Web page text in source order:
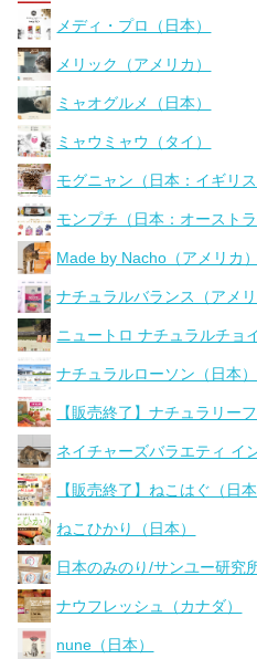
メディ・プロ（日本）
メリック（アメリカ）
ミャオグルメ（日本）
ミャウミャウ（タイ）
モグニャン（日本：イギリス
モンプチ（日本：オーストラ
Made by Nacho（アメリカ）
ナチュラルバランス（アメリ
ニュートロ ナチュラルチョ
ナチュラルローソン（日本）
【販売終了】ナチュラリー
ネイチャーズバラエティ イ
【販売終了】ねこはぐ（日本
ねこひかり（日本）
日本のみのり/サンユー研究
ナウフレッシュ（カナダ）
nune（日本）